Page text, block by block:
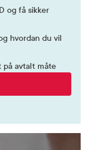
og få sikker
hvordan du vil
på avtalt måte